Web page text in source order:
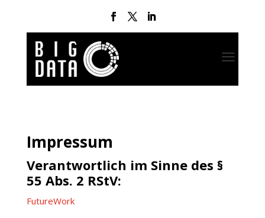
a
Impressum
Verantwortlich im Sinne des §
55 Abs. 2 RStV:
FutureWork